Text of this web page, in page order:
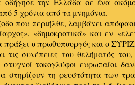
οδήγησε την Ελλάδα σε ένα
5 χρόνια από τα μνημόνια.
που περιήλθε, λαμβάνει
«δημοκρατικά» και εν
πράξει ο πρωθυπουργός και ο
τις συνέπειες του θελήματός
τοκογλύφοι ευρωπαίοι
στηρίζουν τη ρευστότητα των